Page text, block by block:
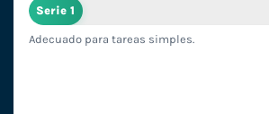
Serie 1
Adecuado para tareas simples.